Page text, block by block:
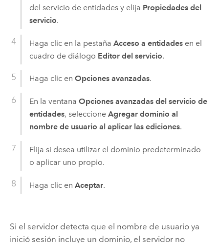
del servicio de entidades y elija Propiedades del
servicio.
Haga clic en la pestaña Acceso a entidadesen el
cuadro de diálogo Editor del servicio.
Haga clic en Opciones avanzadas.
En la ventana Opciones avanzadas del servicio de
entidades, seleccione Agregar dominio al
nombre de usuario al aplicar las ediciones.
Elija si desea utilizar el dominio predeterminado
o aplicar uno propio.
Haga clic en Aceptar.
Si el servidor detecta que el nombre de usuario ya
inició sesión incluye un dominio, el servidor no